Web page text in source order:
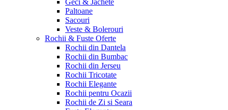
Geci & Jachete
Paltoane
Sacouri
Veste & Bolerouri
Rochii & Fuste Oferte
Rochii din Dantela
Rochii din Bumbac
Rochii din Jerseu
Rochii Tricotate
Rochii Elegante
Rochii pentru Ocazii
Rochii de Zi si Seara